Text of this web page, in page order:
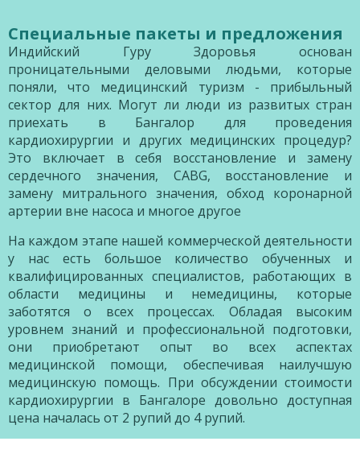
Специальные пакеты и предложения
Индийский Гуру Здоровья основан
проницательными деловыми людьми, которые
поняли, что медицинский туризм - прибыльный
сектор для них. Могут ли люди из развитых стран
приехать в Бангалор для проведения
кардиохирургии и других медицинских процедур?
Это включает в себя восстановление и замену
сердечного значения, CABG, восстановление и
замену митрального значения, обход коронарной
артерии вне насоса и многое другое
На каждом этапе нашей коммерческой деятельности
у нас есть большое количество обученных и
квалифицированных специалистов, работающих в
области медицины и немедицины, которые
заботятся о всех процессах. Обладая высоким
уровнем знаний и профессиональной подготовки,
они приобретают опыт во всех аспектах
медицинской помощи, обеспечивая наилучшую
медицинскую помощь. При обсуждении стоимости
кардиохирургии в Бангалоре довольно доступная
цена началась от 2 рупий до 4 рупий.